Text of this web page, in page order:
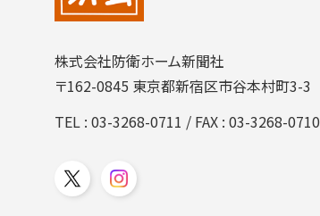
株式会社防衛ホーム新聞社
〒162-0845 東京都新宿区市谷本村町3-3
TEL :03-3268-0711 / FAX : 03-3268-0710